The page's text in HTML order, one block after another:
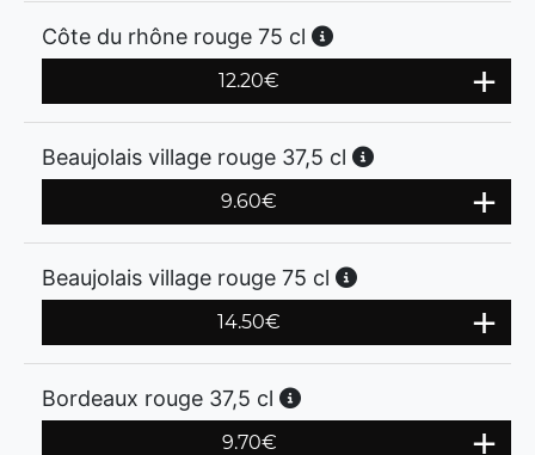
Côte du rhône rouge 75 cl
12.20€
Beaujolais village rouge 37,5 cl
9.60€
Beaujolais village rouge 75 cl
14.50€
Bordeaux rouge 37,5 cl
9.70€